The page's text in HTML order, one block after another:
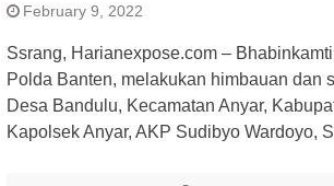
February 9, 2022
Ssrang, Harianexpose.com –
Polda Banten, melakukan himbauan dan
Desa Bandulu, Kecamatan Anyar,
Kapolsek Anyar, AKP Sudibyo Wardoyo,